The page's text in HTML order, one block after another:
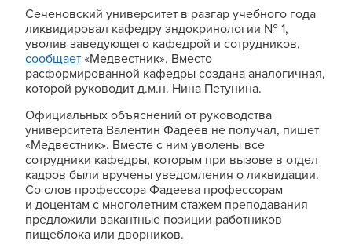
Сеченовский университет в разгар учебного года
ликвидировал кафедру эндокринологии № 1,
уволив заведующего кафедрой и сотрудников,
сообщает «Медвестник». Вместо
расформированной кафедры создана аналогичная,
которой руководит д.м.н. Нина Петунина.
Официальных объяснений от руководства
университета Валентин Фадеев не получал, пишет
«Медвестник». Вместе с ним уволены все
сотрудники кафедры, которым при вызове в отдел
кадров были вручены уведомления о ликвидации.
Со слов профессора Фадеева профессорам
и доцентам с многолетним стажем преподавания
предложили вакантные позиции работников
пищеблока или дворников.